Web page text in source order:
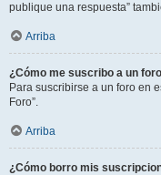
publique una respuesta”
Arriba
¿Cómo me suscribo a un
Para suscribirse a un foro en
Foro”.
Arriba
¿Cómo borro mis